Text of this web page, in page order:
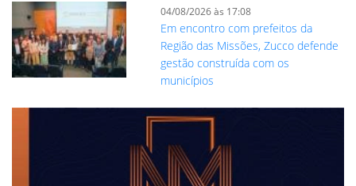
04/08/2026 às 17:08
Em encontro com prefeitos da
Região das Missões, Zucco defende
gestão construída com os
municípios